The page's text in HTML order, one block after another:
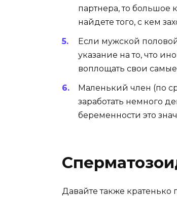
партнера, то большое
найдете того, с кем
Если мужской
указание на то, что
воплощать свои
Маленький член (по
заработать немного
беременности это
Давайте также кратенько